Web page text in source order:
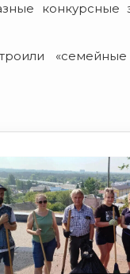
конкурсные
«семейные